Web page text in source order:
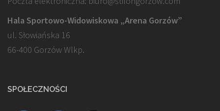
Hala Sportowo-Widowiskowa „Arena Gorzów”
ul. Słowiańska 16
66-400 Gorzów Wlkp.
SPOŁECZNOŚCI